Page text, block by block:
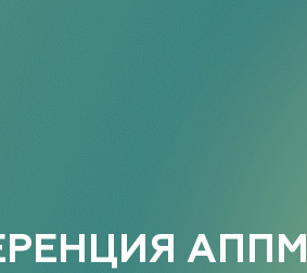
АППМ